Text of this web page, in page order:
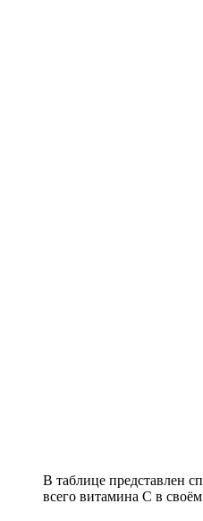
В таблице представлен
всего витамина C в